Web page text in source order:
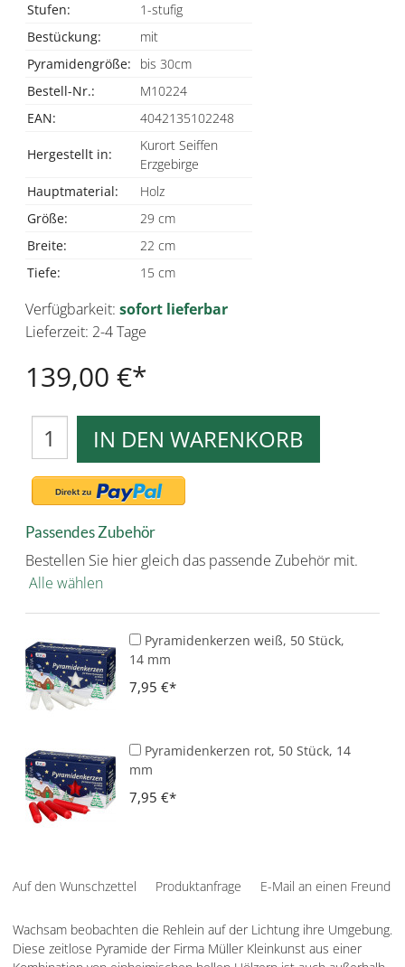
Stufen:
1-stufig
Bestückung:
mit
Pyramidengröße:
bis 30cm
Bestell-Nr.:
M10224
EAN:
4042135102248
Hergestellt in:
Kurort Seiffen
Erzgebirge
Hauptmaterial:
Holz
Größe:
29 cm
Breite:
22 cm
Tiefe:
15 cm
Verfügbarkeit: sofort lieferbar
Lieferzeit: 2-4 Tage
139,00 €
IN DEN WARENKORB
Passendes Zubehör
Bestellen Sie hier gleich das passende Zubehör mit.
Alle wählen
Pyramidenkerzen weiß, 50 Stück,
14 mm
7,95 €
Pyramidenkerzen rot, 50 Stück, 14
mm
7,95 €
Auf den Wunschzettel Produktanfrage E-Mail an einen Freund
Wachsam beobachten die Rehlein auf der Lichtung ihre Umgebung.
Diese zeitlose Pyramide der Firma Müller Kleinkunst aus einer